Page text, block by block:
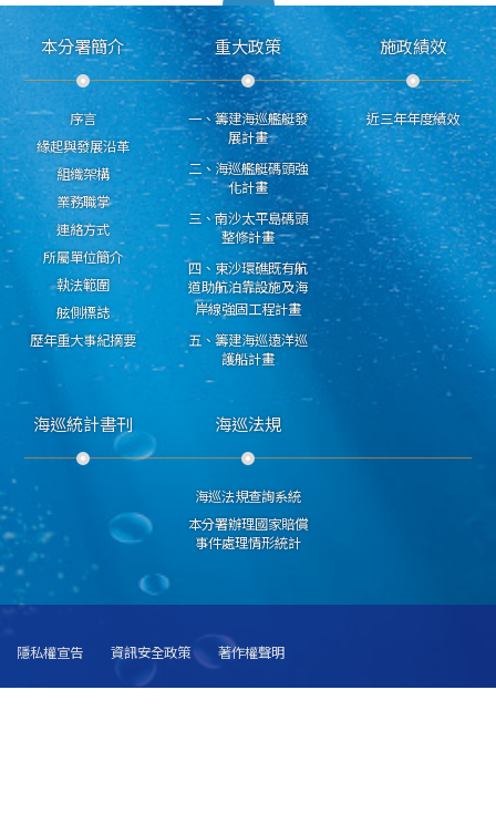
本分署簡介
序言
緣起與發展沿革
組織架構
業務職掌
連絡方式
所屬單位簡介
執法範圍
舷側標誌
歷年重大事紀摘要
重大政策
一、籌建海巡艦艇發
展計畫
二、海巡艦艇碼頭強
化計畫
三、南沙太平島碼頭
整修計畫
四、東沙環礁既有航
道助航泊靠設施及海
岸線強固工程計畫
五、籌建海巡遠洋巡
護船計畫
施政績效
近三年年度績效
海巡統計書刊 海巡法規
海巡法規查詢系統
本分署辦理國家賠償
事件處理情形統計
隱私權宣告 資訊安全政策 著作權聲明